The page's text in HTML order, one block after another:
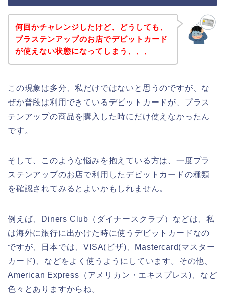
何回かチャレンジしたけど、どうしても、
プラステンアップのお店でデビットカード
が使えない状態になってしまう、、、
この現象は多分、私だけではないと思うのですが、な
ぜか普段は利用できているデビットカードが、プラス
テンアップの商品を購入した時にだけ使えなかったん
です。
そして、このような悩みを抱えている方は、一度プラ
ステンアップのお店で利用したデビットカードの種類
を確認されてみるとよいかもしれません。
例えば、Diners Club（ダイナースクラブ）などは、私
は海外に旅行に出かけた時に使うデビットカードなの
ですが、日本では、VISA(ビザ)、Mastercard(マスター
カード)、などをよく使うようにしています。その他、
American Express（アメリカン・エキスプレス)、など
色々とありますからね。